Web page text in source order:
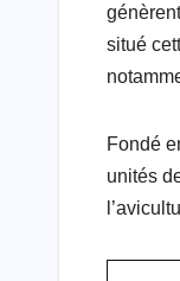
situé
Fondé
unités